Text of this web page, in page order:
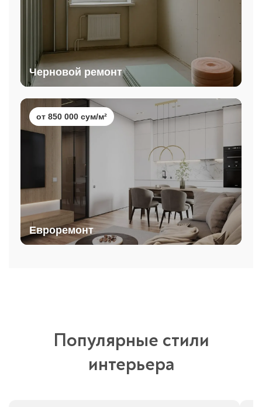
Черновой ремонт
от 850 000 сум/м²
Евроремонт
Популярные стили
интерьера